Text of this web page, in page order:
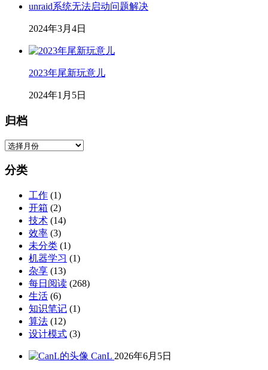
unraid系统无法启动问题解决
2024年3月4日
2023年尾新玩意儿
2024年1月5日
归档
归
分类
工作 (1)
开箱 (2)
技术 (14)
效率 (3)
未分类 (1)
机器学习 (1)
杂享 (13)
每日阅读 (268)
生活 (6)
知识笔记 (1)
算法 (12)
设计模式 (3)
CanL 2026年6月5日